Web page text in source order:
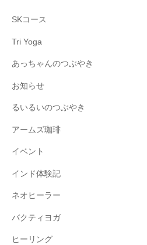
SKコース
Tri Yoga
あっちゃんのつぶやき
お知らせ
るいるいのつぶやき
アームズ珈琲
イベント
インド体験記
ネオヒーラー
バクティヨガ
ヒーリング